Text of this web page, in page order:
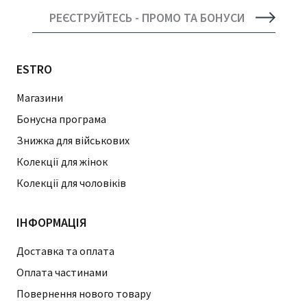
РЕЄСТРУЙТЕСЬ - ПРОМО ТА БОНУСИ
ESTRO
Магазини
Бонусна програма
Знижка для військових
Колекції для жінок
Колекції для чоловіків
ІНФОРМАЦІЯ
Доставка та оплата
Оплата частинами
Повернення нового товару